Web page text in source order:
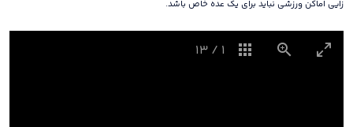
زایی اماکن ورزشی نباید برای یک عده خاص باشد.
1
/
13